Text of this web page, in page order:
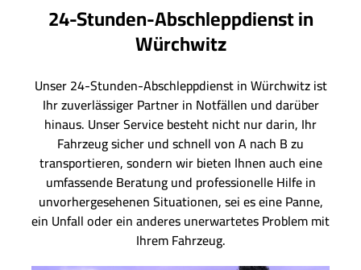
24-Stunden-Abschleppdienst in
Würchwitz
Unser 24-Stunden-Abschleppdienst in Würchwitz ist
Ihr zuverlässiger Partner in Notfällen und darüber
hinaus. Unser Service besteht nicht nur darin, Ihr
Fahrzeug sicher und schnell von A nach B zu
transportieren, sondern wir bieten Ihnen auch eine
umfassende Beratung und professionelle Hilfe in
unvorhergesehenen Situationen, sei es eine Panne,
ein Unfall oder ein anderes unerwartetes Problem mit
Ihrem Fahrzeug.